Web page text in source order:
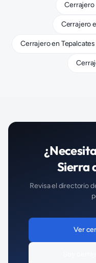
Cerrajero
Cerrajero
Cerrajeroen Tepalcates
Sierra
Revisa el directorio
Ver